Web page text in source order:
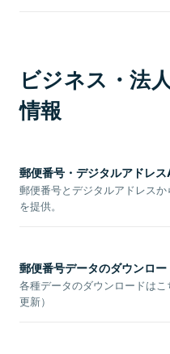
ビジネス・法
情報
郵便番号・デジタルアドレス
郵便番号とデジタルアドレス
を提供。
郵便番号データのダウンロー
各種データのダウンロードは
更新）